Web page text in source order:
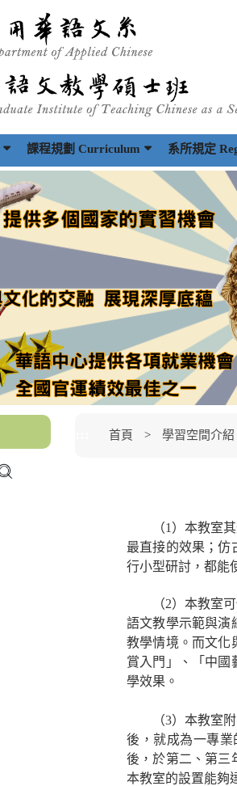
課程規劃 Curriculum 系所規定
首頁 學習空間介紹
（1）本教室
最直接的效果；仿
行小型研討，都能
（2）本教室
語文教學示範與演
教學情境。而文化
賞入門」、「中國
學效果。
（3）本教室
後，就成為一專
後，於第二、第三
本教室的設置能夠